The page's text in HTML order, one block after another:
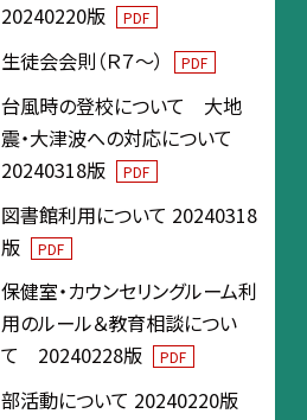
20240220版
PDF
生徒会会則（Ｒ７～） PDF
台風時の登校について 大地
震・大津波への対応について
20240318版
PDF
図書館利用について 20240318
版
PDF
保健室・カウンセリングルーム利
用のルール＆教育相談につい
て 20240228版
PDF
部活動について 20240220版